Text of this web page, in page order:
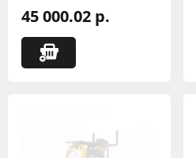
45 000.02 р.